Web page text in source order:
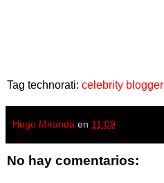
Tag technorati: celebrity blogger
Hugo Miranda en 11:09
No hay comentarios: